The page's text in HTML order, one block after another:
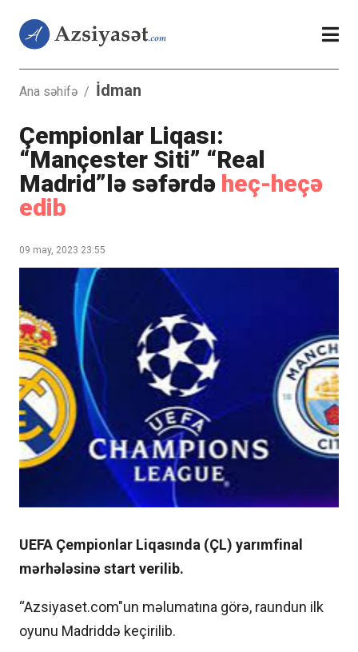
Ana səhifə / İdman
Çempionlar Liqası:
“Mançester Siti” “Real
Madrid”lə səfərdə heç-heçə
edib
09 may, 2023 23:55
UEFA Çempionlar Liqasında (ÇL) yarımfinal
mərhələsinə start verilib.
“Azsiyaset.com"un məlumatına görə, raundun ilk
oyunu Madriddə keçirilib.